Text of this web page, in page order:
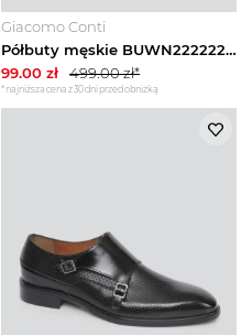
Giacomo Conti
Półbuty męskie BUWN222222 Giacomo Conti
99.00 zł 499.00zł*
*najniższa cena z 30 dni przed obniżką